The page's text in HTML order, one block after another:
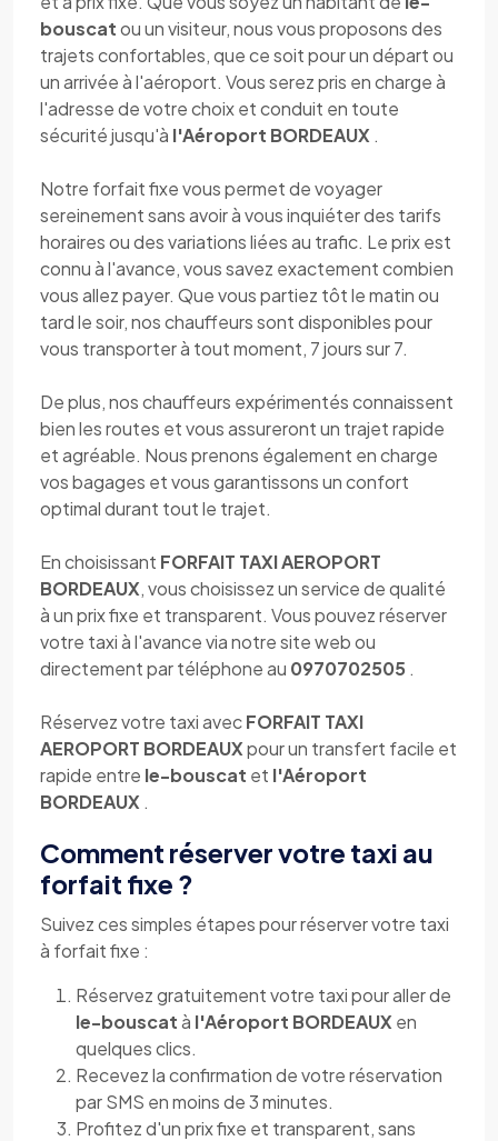
bouscatou un visiteur, nous vous proposons des
trajets confortables, que ce soit pour un départ ou
un arrivée à l'aéroport. Vous serez pris en charge à
l'adresse de votre choix et conduit en toute
sécurité jusqu'à l'Aéroport BORDEAUX .
Notre forfait fixe vous permet de voyager
sereinement sans avoir à vous inquiéter des tarifs
horaires ou des variations liées au trafic. Le prix est
connu à l'avance, vous savez exactement combien
vous allez payer. Que vous partiez tôt le matin ou
tard le soir, nos chauffeurs sont disponibles pour
vous transporter à tout moment, 7 jours sur 7.
De plus, nos chauffeurs expérimentés connaissent
bien les routes et vous assureront un trajet rapide
et agréable. Nous prenons également en charge
vos bagages et vous garantissons un confort
optimal durant tout le trajet.
En choisissant FORFAIT TAXI AEROPORT
BORDEAUX, vous choisissez un service de qualité
à un prix fixe et transparent. Vous pouvez réserver
votre taxi à l'avance via notre site web ou
directement par téléphone au 0970702505 .
Réservez votre taxi avecFORFAIT TAXI
AEROPORT BORDEAUXpour un transfert facile et
rapide entre le-bouscat et l'Aéroport
BORDEAUX .
Comment réserver votre taxi au
forfait fixe ?
Suivez ces simples étapes pour réserver votre taxi
à forfait fixe :
Réservez gratuitement votre taxi pour aller de
le-bouscatà l'Aéroport BORDEAUX en
quelques clics.
Recevez la confirmation de votre réservation
par SMS en moins de 3 minutes.
Profitez d'un prix fixe et transparent, sans